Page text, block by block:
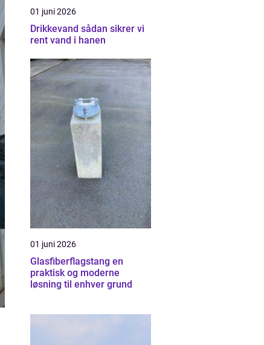
01 juni 2026
Drikkevand sådan sikrer vi
rent vand i hanen
01 juni 2026
Glasfiberflagstang en
praktisk og moderne
løsning til enhver grund